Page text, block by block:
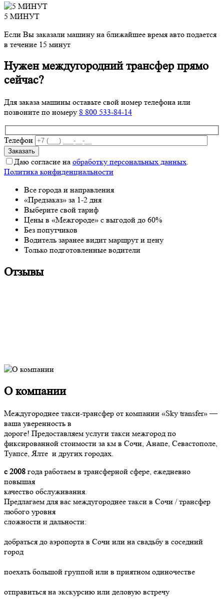
5 МИНУТ
Если Вы заказали машину на ближайшее время авто подается
в течение 15 минут
Нужен междугородний трансфер прямо
сейчас?
Для заказа машины оставьте свой номер телефона или
позвоните по номеру 8 800 533-84-14
Телефон
Даю согласие на обработку персональных данных.
Политика конфиденциальности
Все города и направления
«Предзаказ» за 1-2 дня
Выберите свой тариф
Цены в «Межгороде» с выгодой до 60%
Без попутчиков
Водитель заранее видит маршрут и цену
Только подготовленные водители
Отзывы
О компании
Междугороднее такси-трансфер от компании «Sky transfer» —
ваша уверенность в
дороге! Предоставляем услуги такси межгород по
фиксированной стоимости за км в Сочи, Анапе, Севастополе,
Туапсе, Ялте и других городах.
с 2008 года работаем в трансферной сфере, ежедневно
повышая
качество обслуживания.
Предлагаем для вас междугороднее такси в Сочи / трансфер
любого уровня
сложности и дальности:
добраться до аэропорта в Сочи или на свадьбу в соседний
город
поехать большой группой или в приятном одиночестве
отправиться на экскурсию или деловую встречу